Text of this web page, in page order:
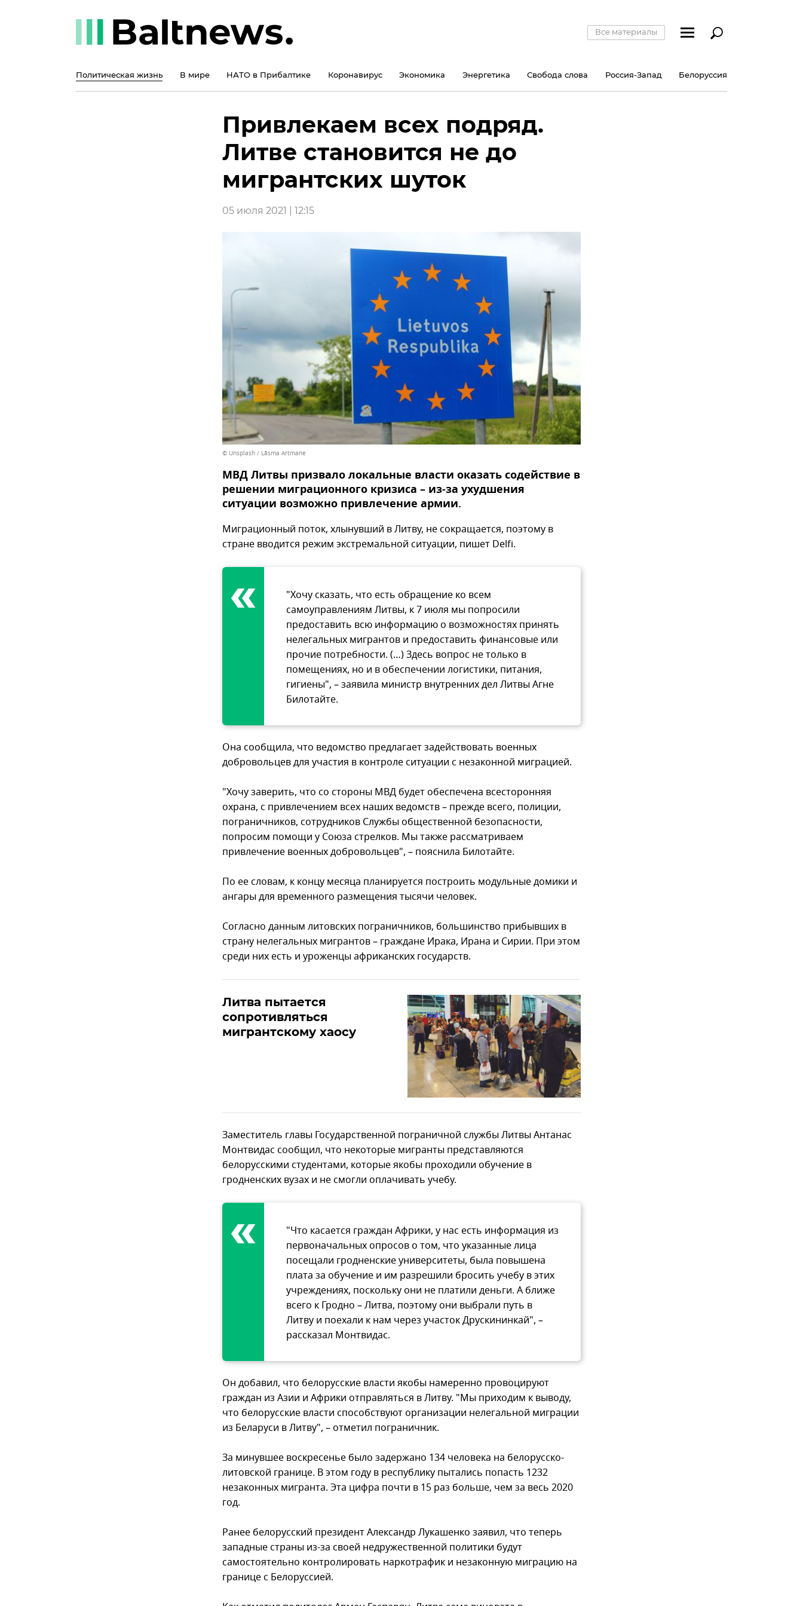
Все материалы
Политическая жизнь В мире НАТО в Прибалтике Коронавирус Экономика Энергетика Свобода слова Россия-Запад Белоруссия
Привлекаем всех подряд.
Литве становится не до
мигрантских шуток
05 июля 2021 | 12:15
© Unsplash / Lāsma Artmane
МВД Литвы призвало локальные власти оказать содействие в
решении миграционного кризиса – из-за ухудшения
ситуации возможно привлечение армии.
Миграционный поток, хлынувший в Литву, не сокращается, поэтому в
стране вводится режим экстремальной ситуации, пишет Delfi.
"Хочу сказать, что есть обращение ко всем
самоуправлениям Литвы, к 7 июля мы попросили
предоставить всю информацию о возможностях принять
нелегальных мигрантов и предоставить финансовые или
прочие потребности. (…) Здесь вопрос не только в
помещениях, но и в обеспечении логистики, питания,
гигиены", – заявила министр внутренних дел Литвы Агне
Билотайте.
Она сообщила, что ведомство предлагает задействовать военных
добровольцев для участия в контроле ситуации с незаконной миграцией.
"Хочу заверить, что со стороны МВД будет обеспечена всесторонняя
охрана, с привлечением всех наших ведомств – прежде всего, полиции,
пограничников, сотрудников Службы общественной безопасности,
попросим помощи у Союза стрелков. Мы также рассматриваем
привлечение военных добровольцев", – пояснила Билотайте.
По ее словам, к концу месяца планируется построить модульные домики и
ангары для временного размещения тысячи человек.
Согласно данным литовских пограничников, большинство прибывших в
страну нелегальных мигрантов – граждане Ирака, Ирана и Сирии. При этом
среди них есть и уроженцы африканских государств.
Литва пытается
сопротивляться
мигрантскому хаосу
Заместитель главы Государственной пограничной службы Литвы Антанас
Монтвидас сообщил, что некоторые мигранты представляются
белорусскими студентами, которые якобы проходили обучение в
гродненских вузах и не смогли оплачивать учебу.
"Что касается граждан Африки, у нас есть информация из
первоначальных опросов о том, что указанные лица
посещали гродненские университеты, была повышена
плата за обучение и им разрешили бросить учебу в этих
учреждениях, поскольку они не платили деньги. А ближе
всего к Гродно – Литва, поэтому они выбрали путь в
Литву и поехали к нам через участок Друскининкай", –
рассказал Монтвидас.
Он добавил, что белорусские власти якобы намеренно провоцируют
граждан из Азии и Африки отправляться в Литву. "Мы приходим к выводу,
что белорусские власти способствуют организации нелегальной миграции
из Беларуси в Литву", – отметил пограничник.
За минувшее воскресенье было задержано 134 человека на белорусско-
литовской границе. В этом году в республику пытались попасть 1232
незаконных мигранта. Эта цифра почти в 15 раз больше, чем за весь 2020
год.
Ранее белорусский президент Александр Лукашенко заявил, что теперь
западные страны из-за своей недружественной политики будут
самостоятельно контролировать наркотрафик и незаконную миграцию на
границе с Белоруссией.